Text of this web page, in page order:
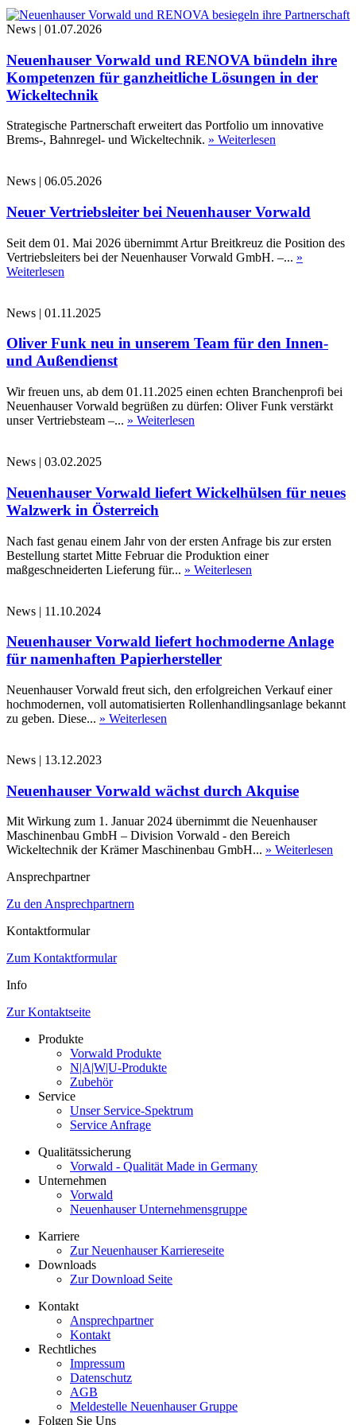
News | 01.07.2026
Neuenhauser Vorwald und RENOVA bündeln ihre
Kompetenzen für ganzheitliche Lösungen in der
Wickeltechnik
Strategische Partnerschaft erweitert das Portfolio um innovative
Brems-, Bahnregel- und Wickeltechnik. » Weiterlesen
News | 06.05.2026
Neuer Vertriebsleiter bei Neuenhauser Vorwald
Seit dem 01. Mai 2026 übernimmt Artur Breitkreuz die Position des
Vertriebsleiters bei der Neuenhauser Vorwald GmbH. –... »
Weiterlesen
News | 01.11.2025
Oliver Funk neu in unserem Team für den Innen-
und Außendienst
Wir freuen uns, ab dem 01.11.2025 einen echten Branchenprofi bei
Neuenhauser Vorwald begrüßen zu dürfen: Oliver Funk verstärkt
unser Vertriebsteam –... » Weiterlesen
News | 03.02.2025
Neuenhauser Vorwald liefert Wickelhülsen für neues
Walzwerk in Österreich
Nach fast genau einem Jahr von der ersten Anfrage bis zur ersten
Bestellung startet Mitte Februar die Produktion einer
maßgeschneiderten Lieferung für... » Weiterlesen
News | 11.10.2024
Neuenhauser Vorwald liefert hochmoderne Anlage
für namenhaften Papierhersteller
Neuenhauser Vorwald freut sich, den erfolgreichen Verkauf einer
hochmodernen, voll automatisierten Rollenhandlingsanlage bekannt
zu geben. Diese... » Weiterlesen
News | 13.12.2023
Neuenhauser Vorwald wächst durch Akquise
Mit Wirkung zum 1. Januar 2024 übernimmt die Neuenhauser
Maschinenbau GmbH – Division Vorwald - den Bereich
Wickeltechnik der Krämer Maschinenbau GmbH... » Weiterlesen
Ansprechpartner
Zu den Ansprechpartnern
Kontaktformular
Zum Kontaktformular
Info
Zur Kontaktseite
Produkte
Vorwald Produkte
N|A|W|U-Produkte
Zubehör
Service
Unser Service-Spektrum
Service Anfrage
Qualitätssicherung
Vorwald - Qualität Made in Germany
Unternehmen
Vorwald
Neuenhauser Unternehmensgruppe
Karriere
Zur Neuenhauser Karriereseite
Downloads
Zur Download Seite
Kontakt
Ansprechpartner
Kontakt
Rechtliches
Impressum
Datenschutz
AGB
Meldestelle Neuenhauser Gruppe
Folgen Sie Uns